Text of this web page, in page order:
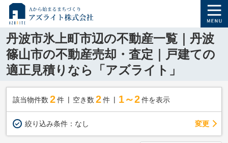
丹波市氷上町市辺の不動産一覧｜丹波
篠山市の不動産売却・査定｜戸建ての
適正見積りなら「アズライト」
該当物件数 2件 空き数 2 件 1～2 件を表示
絞り込み条件： なし 変更